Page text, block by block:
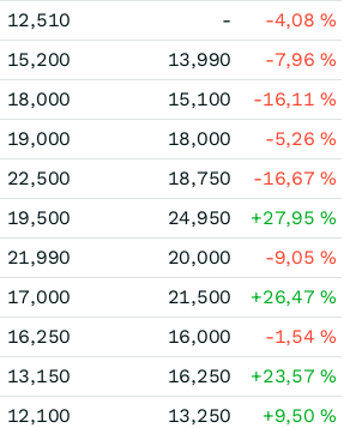
12,510 - -4,08%
15,200 13,990 -7,96%
18,000 15,100 -16,11%
19,000 18,000 -5,26%
22,500 18,750 -16,67%
19,500 24,950 +27,95%
21,990 20,000 -9,05%
17,000 21,500 +26,47%
16,250 16,000 -1,54%
13,150 16,250 +23,57%
12,100 13,250 +9,50%